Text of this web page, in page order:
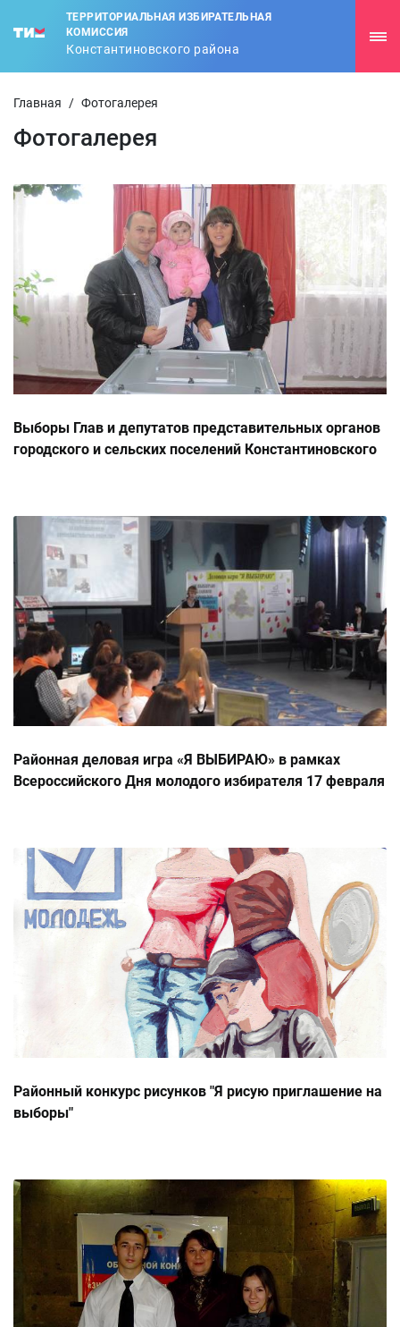
ТЕРРИТОРИАЛЬНАЯ ИЗБИРАТЕЛЬНАЯ
КОМИССИЯ
Константиновского района
Главная / Фотогалерея
Фотогалерея
Выборы Глав и депутатов представительных органов
городского и сельских поселений Константиновского
Районная деловая игра «Я ВЫБИРАЮ» в рамках
Всероссийского Дня молодого избирателя 17 февраля
Районный конкурс рисунков "Я рисую приглашение на
выборы"